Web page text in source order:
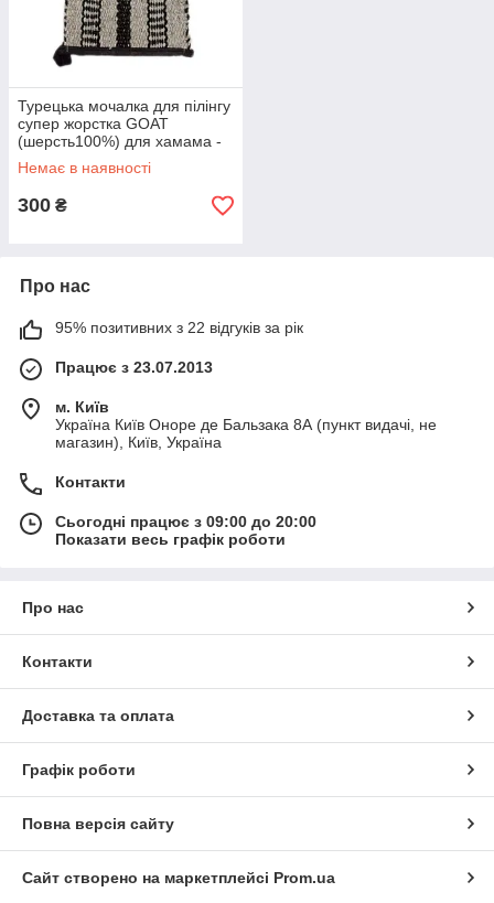
Турецька мочалка для пілінгу
супер жорстка GOAT
(шерсть100%) для хамама -
турецької лазні
Немає в наявності
300 ₴
Про нас
95% позитивних з 22 відгуків за рік
Працює з 23.07.2013
м. Київ
Україна Київ Оноре де Бальзака 8А (пункт видачі, не
магазин), Київ, Україна
Контакти
Сьогодні працює з 09:00 до 20:00
Показати весь графік роботи
Про нас
Контакти
Доставка та оплата
Графік роботи
Повна версія сайту
Сайт створено на маркетплейсі Prom.ua